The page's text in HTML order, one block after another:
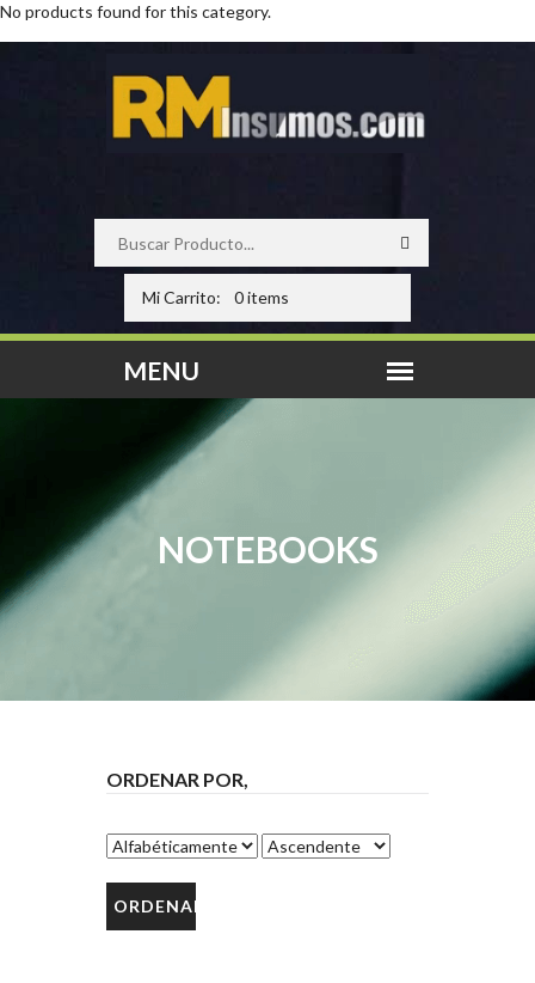
No products found for this category.
Mi Carrito: 0 items
NOTEBOOKS
ORDENAR POR,